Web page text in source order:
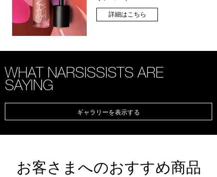
詳細はこちら
WHAT NARSISSISTS ARE
SAYING
ギャラリーを表示する
お客さまへのおすすめ商品